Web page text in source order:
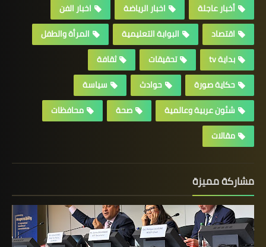
أخبار عاجلة اخبار الرياضة
اخبار الفن
اقتصاد
البوابة التعليمية
المرأة والطفل
بداية tv
تحقيقات
ثقافة
حكاية صورة
حوادث
سياسة
شئون عربية وعالمية
صحة
محافظات
مقالات
مشاركة مميزة